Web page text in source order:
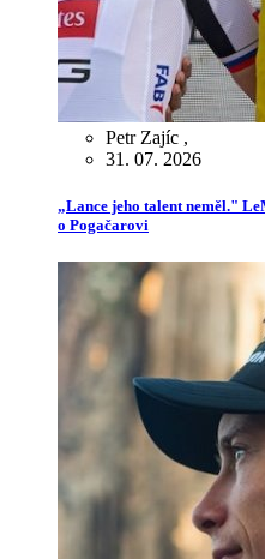
Petr Zajíc ,
31. 07. 2026
„Lance jeho talent neměl."
o Pogačarovi